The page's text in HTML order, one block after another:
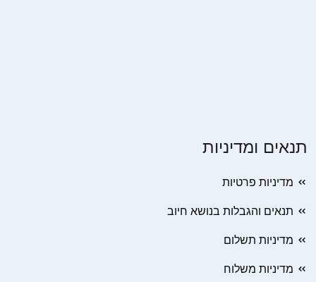
תנאים ומדיניות
מדיניות פרטיות
תנאים והגבלות בנושא חיוב
מדיניות תשלום
מדיניות משלוח